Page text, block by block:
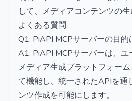
して、メディアコンテンツの生
よくある質問
Q1: PiAPI MCPサーバーの目的
A1: PiAPI MCPサーバーは、
メディア生成プラットフォー
て機能し、統一されたAPIを通
ンツ作成を可能にします。